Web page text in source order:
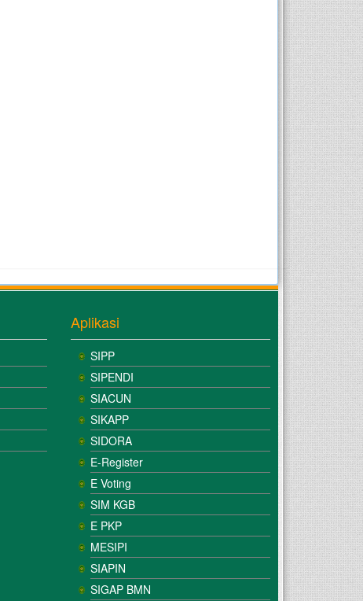
Aplikasi
SIPP
SIPENDI
SIACUN
SIKAPP
SIDORA
E-Register
E Voting
SIM KGB
E PKP
MESIPI
SIAPIN
SIGAP BMN